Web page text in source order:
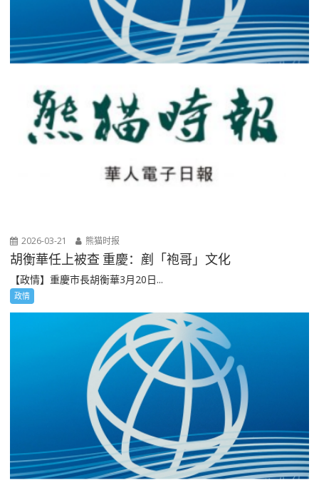
2026-03-21 熊猫时报
胡衡華任上被查 重慶：剷「袍哥」文化
【政情】重慶市長胡衡華3月20日...
政情